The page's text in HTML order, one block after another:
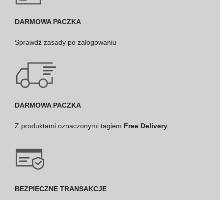
DARMOWA PACZKA
Sprawdź zasady po zalogowaniu
DARMOWA PACZKA
Z produktami oznaczonymi tagiem Free Delivery
BEZPIECZNE TRANSAKCJE